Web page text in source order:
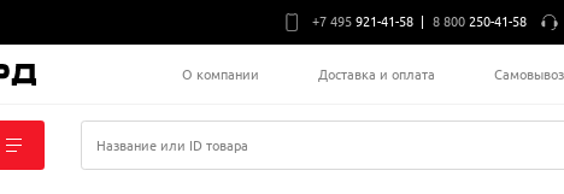
+7 495 921-41-58 8 800 250-41-58
О компании Доставка и оплата Самовывоз
Название или ID товара